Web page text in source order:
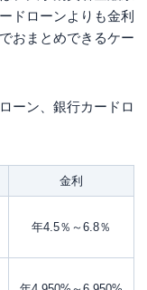
ドローンよりも金利
おまとめできるケー
ーン、銀行カードロ
金利
年4.5％～6.8％